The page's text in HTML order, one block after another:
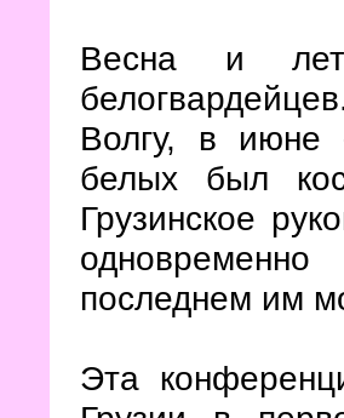
Весна и
Волгу, в июне
белых был
Грузинское
последнем им
Эта